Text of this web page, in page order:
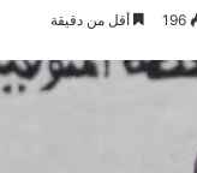
196 أقل من دقيقة